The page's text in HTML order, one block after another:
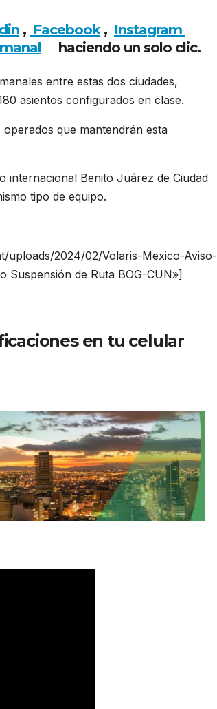
, Facebook, Instagram
haciendo un solo clic.
entre estas dos ciudades,
asientos configurados en clase.
que mantendrán esta
internacional Benito Juárez de Ciudad
tipo de equipo.
2024/02/Volaris-Mexico-Aviso-
Suspensión de Ruta BOG-CUN»]
en tu celular